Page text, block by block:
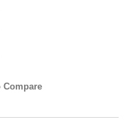
Compare